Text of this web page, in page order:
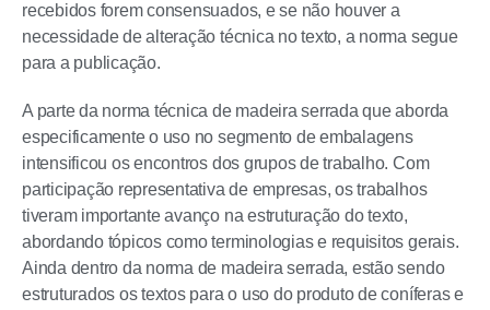
recebidos forem consensuados, e se não houver a
necessidade de alteração técnica no texto, a norma segue
para a publicação.
A parte da norma técnica de madeira serrada que aborda
especificamente o uso no segmento de embalagens
intensificou os encontros dos grupos de trabalho. Com
participação representativa de empresas, os trabalhos
tiveram importante avanço na estruturação do texto,
abordando tópicos como terminologias e requisitos gerais.
Ainda dentro da norma de madeira serrada, estão sendo
estruturados os textos para o uso do produto de coníferas e